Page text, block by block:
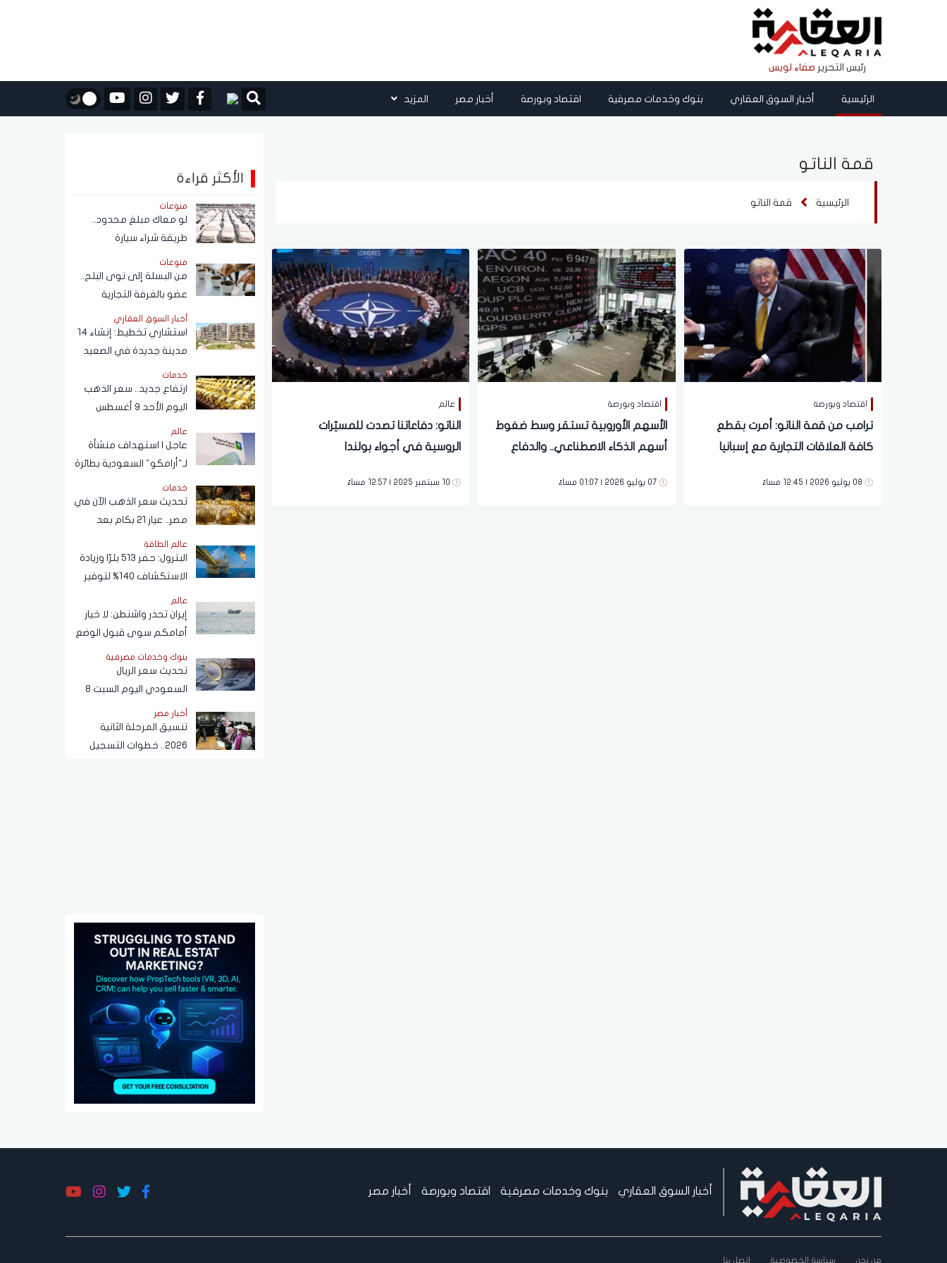
رئيس التحرير صفاء لويس
الرئيسية أخبار السوق العقاري بنوك وخدمات مصرفية اقتصاد وبورصة أخبار مصر المزيد
قمة الناتو
الرئيسية قمة الناتو
اقتصاد وبورصة
ترامب من قمة الناتو: أمرت بقطع
كافة العلاقات التجارية مع إسبانيا
08 يوليو 2026 | 12:45 مساءً
اقتصاد وبورصة
الأسهم الأوروبية تستقر وسط ضغوط
أسهم الذكاء الاصطناعي.. والدفاع
07 يوليو 2026 | 01:07 مساءً
عالم
الناتو: دفاعاتنا تصدت للمسيّرات
الروسية في أجواء بولندا
10 سبتمبر 2025 | 12:57 مساءً
الأكثر قراءة
منوعات
لو معاك مبلغ محدود..
طريقة شراء سيارة
مستعملة من مزاد
حكومي بأسعار مناسبة
منوعات
من البسلة إلى نوى البلح..
عضو بالغرفة التجارية
يكشف أسرار التلاعب في
القهوة
أخبار السوق العقاري
استشاري تخطيط: إنشاء 14
مدينة جديدة في الصعيد
وتوفير فرص العمل
خدمات
ارتفاع جديد.. سعر الذهب
اليوم الأحد 9 أغسطس
2026
عالم
عاجل | استهداف منشأة
لـ"أرامكو" السعودية بطائرة
مسيرة
خدمات
تحديث سعر الذهب الآن في
مصر.. عيار 21 بكام بعد
التحركات الآخيرة؟
عالم الطاقة
البترول: حفر 513 بئرًا وزيادة
الاستكشاف 140% لتوفير
احتياطيات جديدة
عالم
إيران تحذر واشنطن: لا خيار
أمامكم سوى قبول الوضع
الجديد في هرمز
بنوك وخدمات مصرفية
تحديث سعر الريال
السعودي اليوم السبت 8
الجنيه المصري
أخبار مصر
تنسيق المرحلة الثانية
2026.. خطوات التسجيل
أخبار السوق العقاري بنوك وخدمات مصرفية اقتصاد وبورصة أخبار مصر
من نحن سياسة الخصوصية اتصل بنا